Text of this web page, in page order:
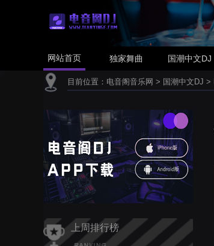
网站首页 独家舞曲 国潮中文DJ
目前位置： 电音阁音乐网 > 国潮中文DJ >
上周排行榜